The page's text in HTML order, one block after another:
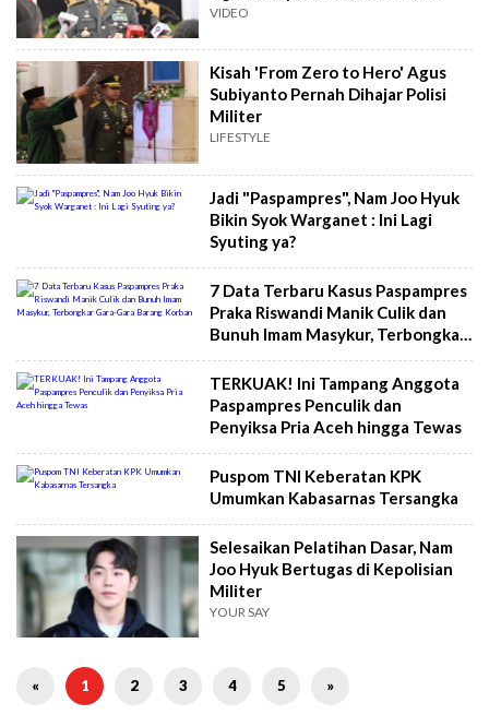
Panglima TNI
VIDEO
Kisah 'From Zero to Hero' Agus
Subiyanto Pernah Dihajar Polisi
Militer
LIFESTYLE
Jadi "Paspampres", Nam Joo Hyuk
Bikin Syok Warganet : Ini Lagi
Syuting ya?
7 Data Terbaru Kasus Paspampres
Praka Riswandi Manik Culik dan
Bunuh Imam Masykur, Terbongkar
Gara-Gara Barang Korban
TERKUAK! Ini Tampang Anggota
Paspampres Penculik dan
Penyiksa Pria Aceh hingga Tewas
Puspom TNI Keberatan KPK
Umumkan Kabasarnas Tersangka
Selesaikan Pelatihan Dasar, Nam
Joo Hyuk Bertugas di Kepolisian
Militer
YOUR SAY
« 1 2 3 4 5 »